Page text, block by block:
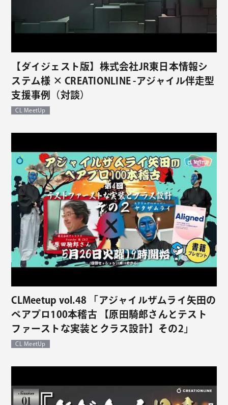
【ダイジェスト版】株式会社JR東日本情報シ
ステム様 × CREATIONLINE -アジャイル伴走型
支援事例（対談）
CL MeetUp
CLMeetup vol.48 「アジャイルザムライ矢田の
ペアプロ100本稽古 【原田騎郎さんとテスト
ファーストな実装とクラス設計】その2」
CL MeetUp